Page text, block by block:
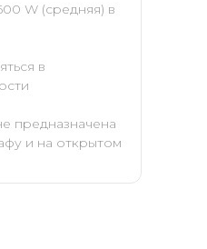
W (средняя) в
в
предназначена
и на открытом